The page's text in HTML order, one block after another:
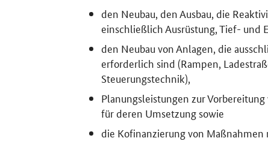
den Neubau, den Ausbau, die
einschließlich Ausrüstung, Tief- und
den Neubau von Anlagen, die
erforderlich sind (Rampen,
Steuerungstechnik),
Planungsleistungen zur
für deren Umsetzung sowie
die Kofinanzierung von